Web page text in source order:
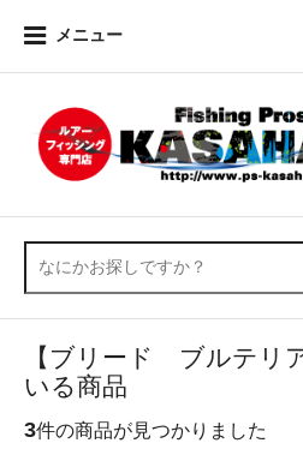
メニュー
【ブリード ブルテリ
いる商品
3件の商品が見つかりました